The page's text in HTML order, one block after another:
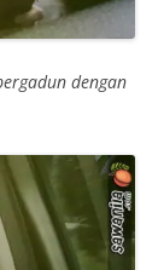
dengan